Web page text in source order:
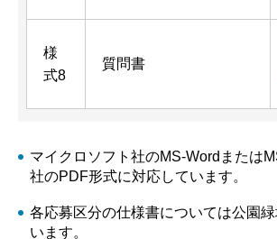
様
式8
質問書
マイクロソフト社のMS-Wordまたは
社のPDF形式に対応しています。
各応募区分の仕様書については公園
います。